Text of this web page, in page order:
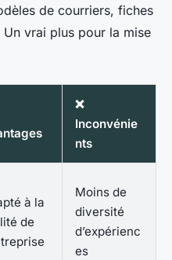
de courriers, fiches
vrai plus pour la mise
❌
Inconvénie
nts
à la
de
Moins de
diversité
d’expérienc
es